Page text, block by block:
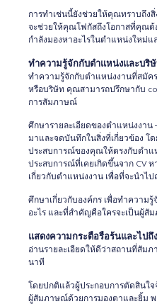
การทำเช่นนี้ยังช่วยให้คุณทราบถึ
จะช่วยให้คุณโฟกัสถึงโอกาสที่คุณ
กำลังมองหาอะไรในตำแหน่งใหม่แ
ทำความรู้จักกับตำแหน่งและบริ
ทำความรู้จักกับตำแหน่งงานที่สมัค
หรือบริษัท คุณสามารถปรึกษากับ
การสัมภาษณ์
ศึกษารายละเอียดของตำแหน่งงาน
มาและจดบันทึกในสิ่งที่เกี่ยวข้อง โ
ประสบการณ์ของคุณให้ตรงกับตำแ
ประสบการณ์ที่เคยเกิดขึ้นจาก CV
เกี่ยวกับตำแหน่งงาน เพื่อที่จะนำไ
ศึกษาเกี่ยวกับองค์กร เพื่อทำความ
อะไร และที่สำคัญคือใครจะเป็นผู้สั
แสดงความกระตือรือร้นและไป
อ่านรายละเอียดให้ดีว่าสถานที่สัม
นาที
โดยปกติแล้วผู้ประกอบการตัดสินใ
ผู้สัมภาษณ์ด้วยการมองตาและยิ้ม